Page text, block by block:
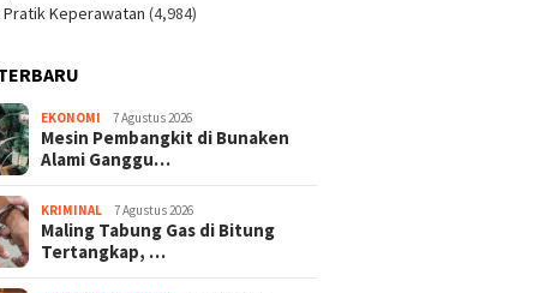
Pratik Keperawatan (4,984)
EKONOMI 7 Agustus 2026
Mesin Pembangkit di Bunaken
Alami Ganggu…
KRIMINAL 7 Agustus 2026
Maling Tabung Gas di Bitung
Tertangkap, …